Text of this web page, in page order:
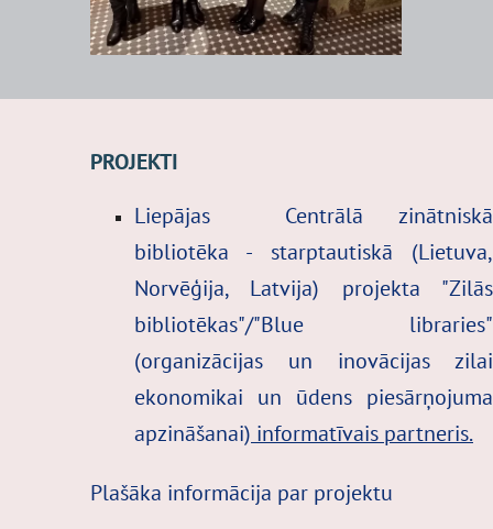
PROJEKTI
Liepājas Centrālā zinātniskā
bibliotēka - starptautiskā (Lietuva,
Norvēģija, Latvija) projekta "Zilās
bibliotēkas"/"Blue libraries"
(organizācijas un inovācijas zilai
ekonomikai un ūdens piesārņojuma
apzināšanai) informatīvais partneris.
Plašāka informācija par projektu